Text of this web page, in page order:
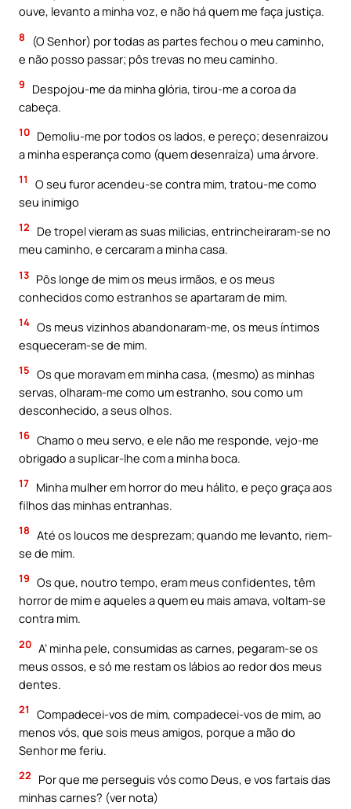
ouve, levanto a minha voz, e não há quem me faça justiça.
8
(O Senhor) por todas as partes fechou o meu caminho,
e não posso passar; pôs trevas no meu caminho.
9
Despojou-me da minha glória, tirou-me a coroa da
cabeça.
10 Demoliu-me por todos os lados, e pereço; desenraizou
a minha esperança como (quem desenraíza) uma árvore.
11
O seu furor acendeu-se contra mim, tratou-me como
seu inimigo
12
De tropel vieram as suas milicias, entrincheiraram-se no
meu caminho, e cercaram a minha casa.
13 Pôs longe de mim os meus irmãos, e os meus
conhecidos como estranhos se apartaram de mim.
14 Os meus vizinhos abandonaram-me, os meus íntimos
esqueceram-se de mim.
15 Os que moravam em minha casa, (mesmo) as minhas
servas, olharam-me como um estranho, sou como um
desconhecido, a seus olhos.
16 Chamo o meu servo, e ele não me responde, vejo-me
obrigado a suplicar-lhe com a minha boca.
17 Minha mulher em horror do meu hálito, e peço graça aos
filhos das minhas entranhas.
18 Até os loucos me desprezam; quando me levanto, riem-
se de mim.
19 Os que, noutro tempo, eram meus confidentes, têm
horror de mim e aqueles a quem eu mais amava, voltam-se
contra mim.
20 A’ minha pele, consumidas as carnes, pegaram-se os
meus ossos, e só me restam os lábios ao redor dos meus
dentes.
21
Compadecei-vos de mim, compadecei-vos de mim, ao
menos vós, que sois meus amigos, porque a mão do
Senhor me feriu.
22
Por que me perseguis vós como Deus, e vos fartais das
minhas carnes? (ver nota)